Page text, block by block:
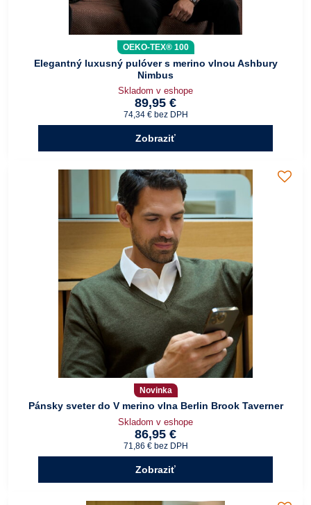
OEKO-TEX® 100
Elegantný luxusný pulóver s merino vlnou Ashbury
Nimbus
Skladom v eshope
89,95 €
74,34 € bez DPH
Zobraziť
Novinka
Pánsky sveter do V merino vlna Berlin Brook Taverner
Skladom v eshope
86,95 €
71,86 € bez DPH
Zobraziť